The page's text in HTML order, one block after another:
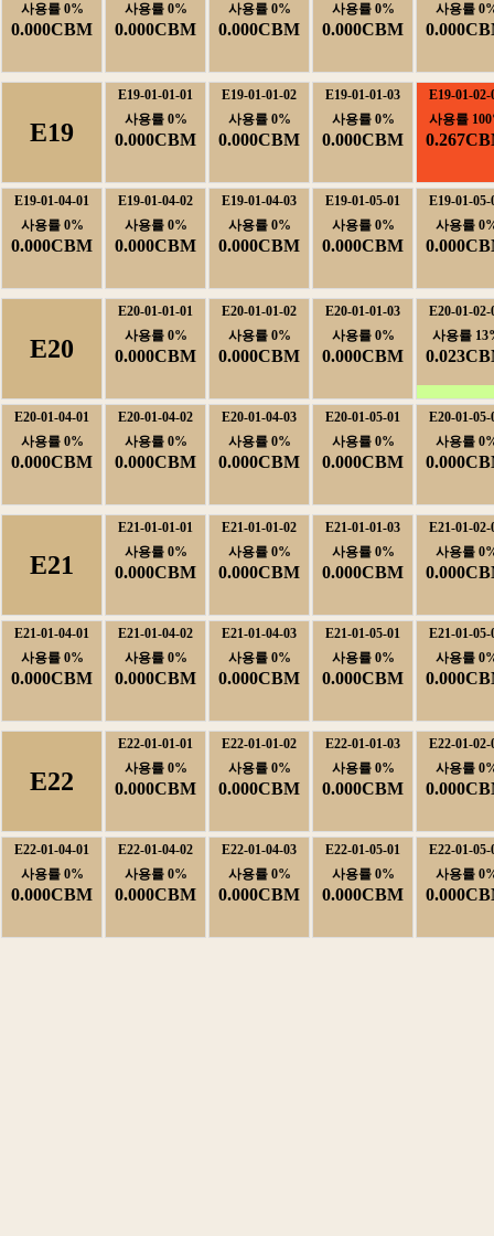
사용률0%
0.000CBM
사용률0%
0.000CBM
사용률0%
0.000CBM
사용률0%
0.000CBM
사용률
E19
E19-01-01-01
사용률0%
0.000CBM
E19-01-01-02
사용률0%
0.000CBM
E19-01-01-03
사용률0%
0.000CBM
E19-01-02-
사용률
E19-01-04-01
사용률0%
0.000CBM
E19-01-04-02
사용률0%
0.000CBM
E19-01-04-03
사용률0%
0.000CBM
E19-01-05-01
사용률0%
0.000CBM
E19-01-05-
사용률
E20
E20-01-01-01
사용률0%
0.000CBM
E20-01-01-02
사용률0%
0.000CBM
E20-01-01-03
사용률0%
0.000CBM
E20-01-02-
사용률
E20-01-04-01
사용률0%
0.000CBM
E20-01-04-02
사용률0%
0.000CBM
E20-01-04-03
사용률0%
0.000CBM
E20-01-05-01
사용률0%
0.000CBM
E20-01-05-
사용률
E21
E21-01-01-01
사용률0%
0.000CBM
E21-01-01-02
사용률0%
0.000CBM
E21-01-01-03
사용률0%
0.000CBM
E21-01-02-
사용률
E21-01-04-01
사용률0%
0.000CBM
E21-01-04-02
사용률0%
0.000CBM
E21-01-04-03
사용률0%
0.000CBM
E21-01-05-01
사용률0%
0.000CBM
E21-01-05-
사용률
E22
E22-01-01-01
사용률0%
0.000CBM
E22-01-01-02
사용률0%
0.000CBM
E22-01-01-03
사용률0%
0.000CBM
E22-01-02-
사용률
E22-01-04-01
사용률0%
0.000CBM
E22-01-04-02
사용률0%
0.000CBM
E22-01-04-03
사용률0%
0.000CBM
E22-01-05-01
사용률0%
0.000CBM
E22-01-05-
사용률